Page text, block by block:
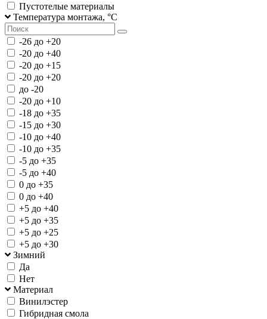
Пустотелые материалы
Температура монтажа, °С
-26 до +20
-20 до +40
-20 до +15
-20 до +20
до -20
-20 до +10
-18 до +35
-15 до +30
-10 до +40
-10 до +35
-5 до +35
-5 до +40
0 до +35
0 до +40
+5 до +40
+5 до +35
+5 до +25
+5 до +30
Зимний
Да
Нет
Материал
Винилэстер
Гибридная смола